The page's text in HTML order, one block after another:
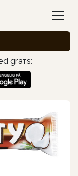
gratis: